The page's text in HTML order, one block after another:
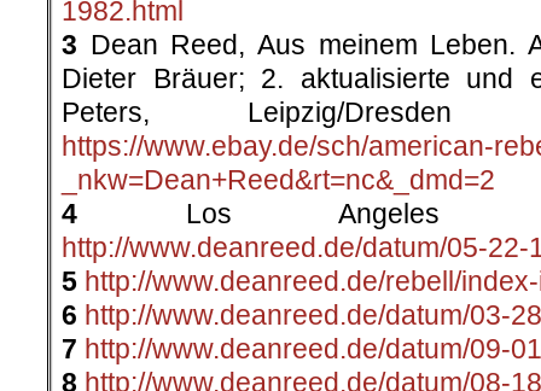
1982.html
3 Dean Reed, Aus meinem Leben.
Dieter Bräuer; 2. aktualisierte und
Peters, Leipzig/
https://www.ebay.de/sch/american-
_nkw=Dean+Reed&rt=nc&_dmd=2
4 Los Angeles
http://www.deanreed.de/datum/05-22-
5 http://www.deanreed.de/rebell/
6 http://www.deanreed.de/datum/03-
7 http://www.deanreed.de/datum/09-
8 http://www.deanreed.de/datum/08-